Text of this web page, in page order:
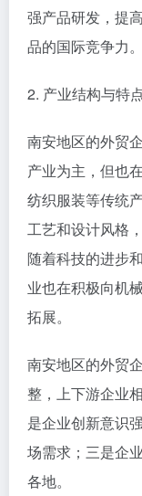
强产品研发，提
品的国际竞争力。
2. 产业结构与特
南安地区的外贸
产业为主，但也
纺织服装等传统
工艺和设计风格
随着科技的进步
业也在积极向机
拓展。
南安地区的外贸
整，上下游企业
是企业创新意识
场需求；三是企
各地。